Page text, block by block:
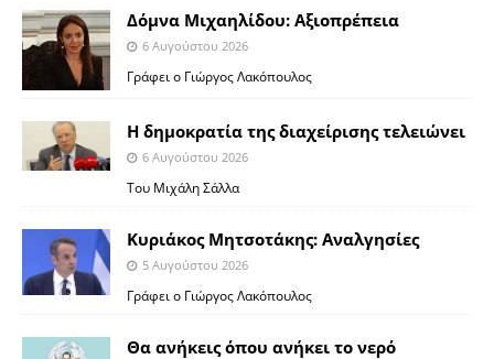
Δόμνα Μιχαηλίδου: Αξιοπρέπεια
6 Αυγούστου 2026
Γράφει ο Γιώργος Λακόπουλος
Η δημοκρατία της διαχείρισης τελειώνει
6 Αυγούστου 2026
Του Μιχάλη Σάλλα
Κυριάκος Μητσοτάκης: Αναλγησίες
5 Αυγούστου 2026
Γράφει ο Γιώργος Λακόπουλος
Θα ανήκεις όπου ανήκει το νερό